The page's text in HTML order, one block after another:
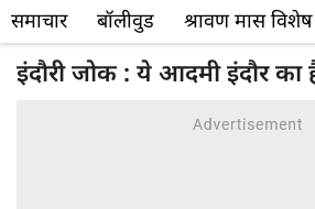
समाचार बॉलीवुड श्रावण मास विशेष
इंदौरी जोक : ये आदमी इंदौर का